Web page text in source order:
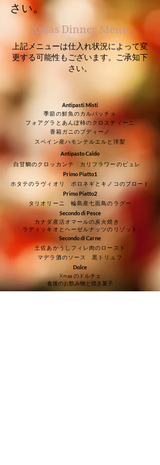
さい。
Xmas Dinner Menu
​上記メニューは仕入れ状況によって変
更する可能性もございます。ご承知下
さい。
Antipasti Misti
季節の鮮魚のカルパッチョ
フォアグラとあんぽ柿のクロスティーニ
香箱ガニのブディーノ
スペイン産ハモンテルエルと洋梨
Antipasto Caldo
白甘鯛のクロッカンテ カリフラワーのピュレ
Primo Piatto1
ホタテのラヴィオリ ポロネギとキノコのブロード
Primo Piatto2
タリオリーニ 輪島産七面鳥のラグー
Secondo di Pesce
カナダ産活オマールの炭火焼き
ラディッキオとヘーゼルナッツのリゾット
Secondo di Carne
土佐あかうしフィレ肉のロースト
マデラ酒のソース 黒トリュフ
Dolce
Xmas のドルチェ
食後のお飲み物と焼き菓子